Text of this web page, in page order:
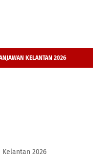
KELANTAN 2026
2026